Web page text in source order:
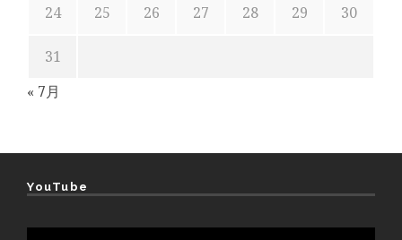
24 25 26 27 28 29 30
31
« 7月
YouTube